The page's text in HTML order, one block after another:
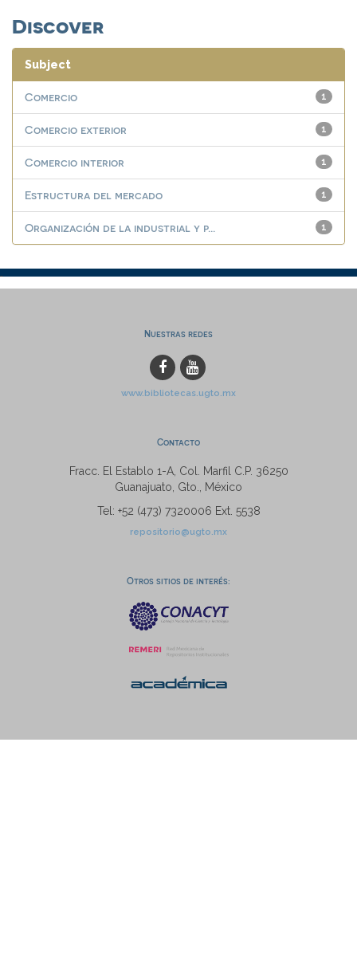
Discover
Subject
1
Comercio
1
Comercio exterior
1
Comercio interior
1
Estructura del mercado
1
Organización de la industrial y p...
Nuestras redes
www.bibliotecas.ugto.mx
Contacto
Fracc. El Establo 1-A, Col. Marfil C.P. 36250
Guanajuato, Gto., México
Tel: +52 (473) 7320006 Ext. 5538
repositorio@ugto.mx
Otros sitios de interés: